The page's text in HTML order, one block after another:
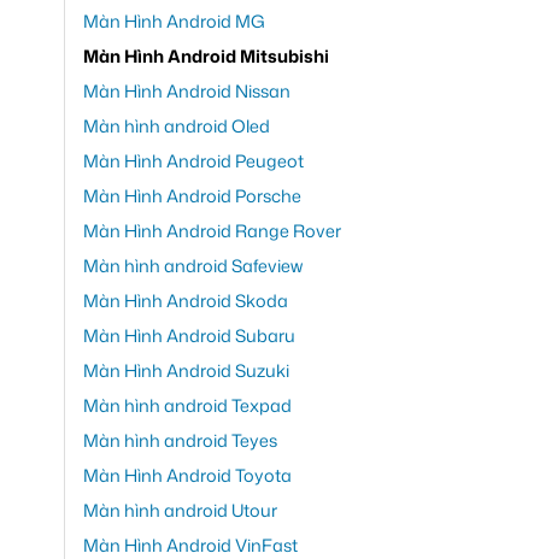
Màn Hình Android MG
Màn Hình Android Mitsubishi
Màn Hình Android Nissan
Màn hình android Oled
Màn Hình Android Peugeot
Màn Hình Android Porsche
Màn Hình Android Range Rover
Màn hình android Safeview
Màn Hình Android Skoda
Màn Hình Android Subaru
Màn Hình Android Suzuki
Màn hình android Texpad
Màn hình android Teyes
Màn Hình Android Toyota
Màn hình android Utour
Màn Hình Android VinFast